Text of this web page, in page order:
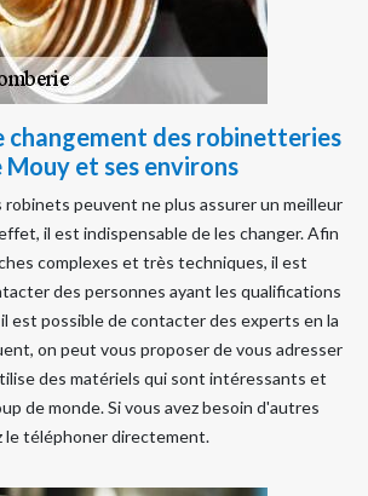
changement des robinetteries
Mouy et ses environs
robinets peuvent ne plus assurer un meilleur
il est indispensable de les changer. Afin
complexes et très techniques, il est
des personnes ayant les qualifications
est possible de contacter des experts en la
on peut vous proposer de vous adresser
des matériels qui sont intéressants et
de monde. Si vous avez besoin d'autres
le téléphoner directement.